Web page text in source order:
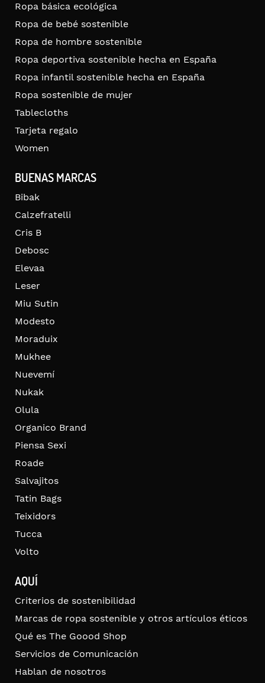
Ropa básica ecológica
Ropa de bebé sostenible
Ropa de hombre sostenible
Ropa deportiva sostenible hecha en España
Ropa infantil sostenible hecha en España
Ropa sostenible de mujer
Tablecloths
Tarjeta regalo
Women
BUENAS MARCAS
Bibak
Calzefratelli
Cris B
Debosc
Elevaa
Leser
Miu Sutin
Modesto
Moraduix
Mukhee
Nuevemí
Nukak
Olula
Organico Brand
Piensa Sexi
Roade
Salvajitos
Tatin Bags
Teixidors
Tucca
Volto
AQUÍ
Criterios de sostenibilidad
Marcas de ropa sostenible y otros artículos éticos
Qué es The Goood Shop
Servicios de Comunicación
Hablan de nosotros